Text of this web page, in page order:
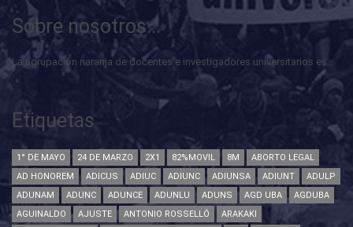
Sobre nosotros...
La agrupación naranja de docentes e investigadores universitarios es...
Etiquetas
1° DE MAYO 24 DE MARZO 2X1 82%MOVIL 8M
ABORTO LEGAL
AD HONOREM
ADICUS ADIUC ADIUNC ADIUNSA ADIUNT
ADULP
ADUNAM
ADUNC ADUNCE ADUNLU ADUNS AGD UBA
AGDUBA
AGUINALDO
AJUSTE ANTONIO ROSSELLÓ
ARAKAKI